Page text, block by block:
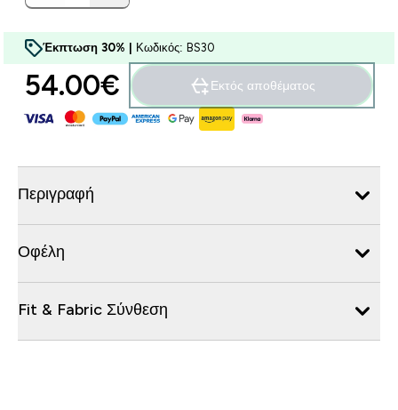
Έκπτωση 30% | Κωδικός: BS30
54.00€‎ Εκτός αποθέματος
Περιγραφή
Οφέλη
Fit & Fabric Σύνθεση